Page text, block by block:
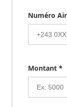
Numéro
Montant *